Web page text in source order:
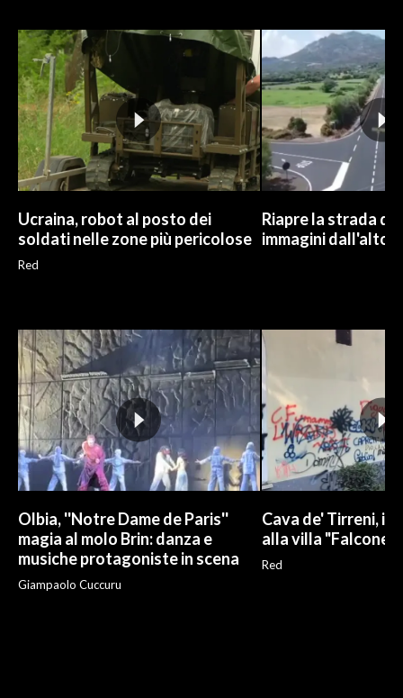
INFO AZIENDE
ABBONATI
ANNUNCI
NECROLOGI
PUBBLICITÀ
SPIAGGE
Ucraina, robot al posto dei
soldati nelle zone più pericolose
Red
Riapre la strada di
immagini dall'alto
Olbia, ''Notre Dame de Paris''
magia al molo Brin: danza e
musiche protagoniste in scena
Giampaolo Cuccuru
Cava de' Tirreni, i
alla villa "Falcone
Red